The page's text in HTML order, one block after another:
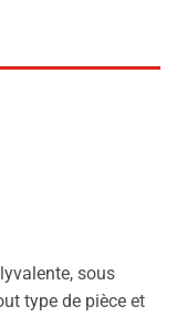
sous
type de pièce et